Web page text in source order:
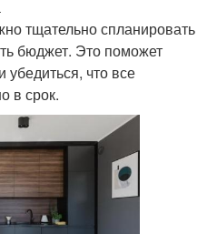
тщательно спланировать
бюджет. Это поможет
что все
в срок.